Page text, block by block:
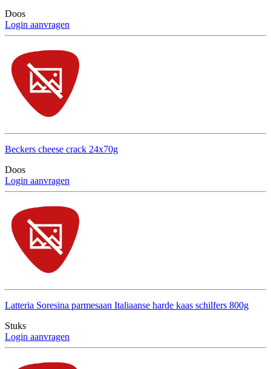
Doos
Login aanvragen
Beckers cheese crack 24x70g
Doos
Login aanvragen
Latteria Soresina parmesaan Italiaanse harde kaas schilfers 800g
Stuks
Login aanvragen